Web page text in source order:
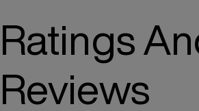
Ratings
Reviews